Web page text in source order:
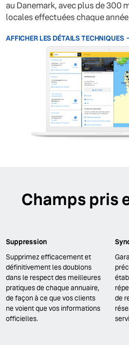
au Danemark, avec plus de 300
locales effectuées chaque
AFFICHER LES DÉTAILS TECHNIQUES
Champs pris
Suppression
Supprimez efficacement et
définitivement les doublons
dans le respect des meilleures
pratiques de chaque annuaire,
de façon à ce que vos clients
ne voient que vos informations
officielles.
de